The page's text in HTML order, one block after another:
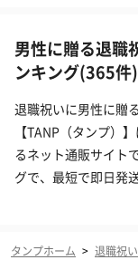
男性に贈る退職
ンキング(365件)
退職祝いに男性に贈
【TANP（タンプ）
るネット通販サイト
グで、最短で即日発
タンプホーム > 退職祝